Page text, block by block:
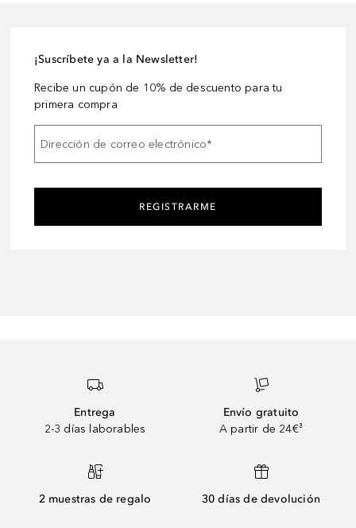
¡Suscríbete ya a la Newsletter!
Recibe un cupón de 10% de descuento para tu
primera compra
Dirección de correo electrónico*
REGISTRARME
Entrega
2-3 días laborables
Envío gratuito
A partir de 24€³
2 muestras de regalo 30 días de devolución